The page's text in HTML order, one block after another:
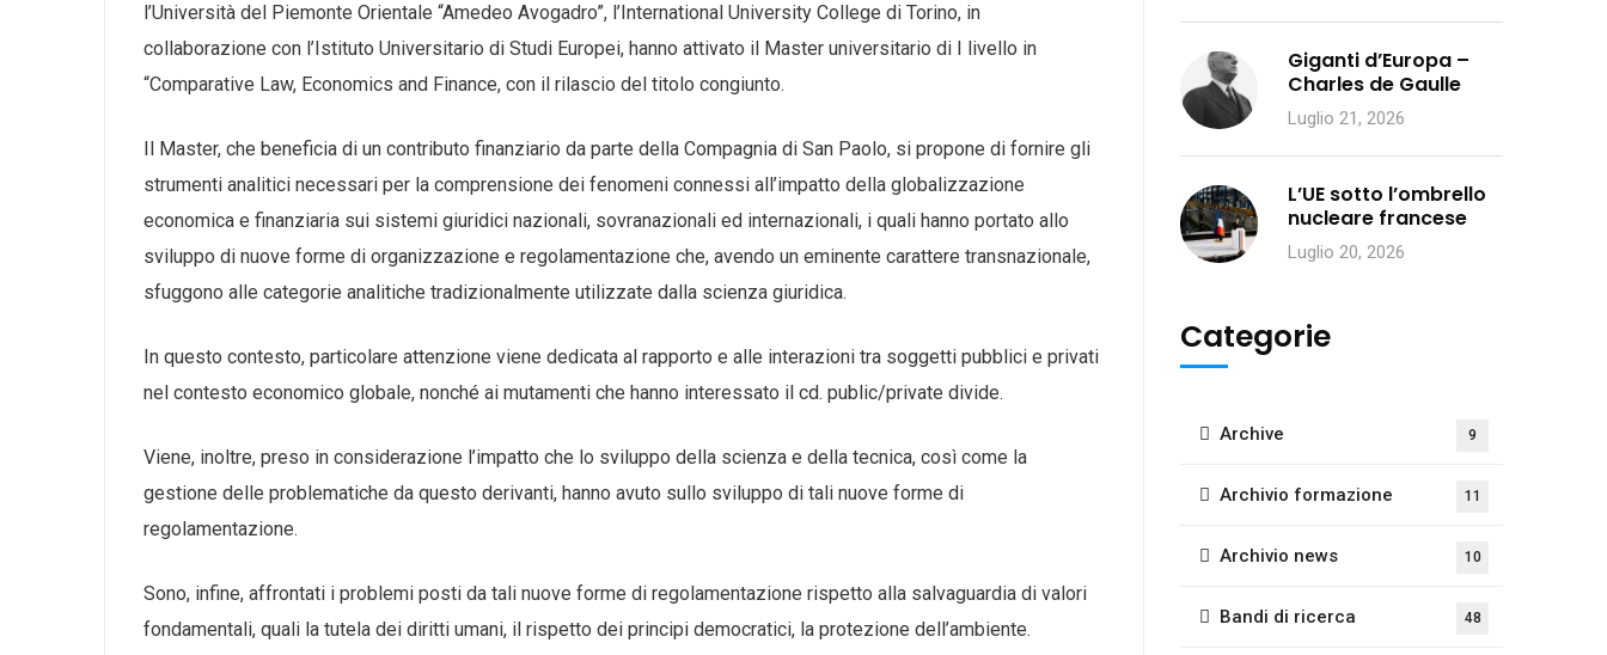
l’Università del Piemonte Orientale “Amedeo Avogadro”, l’International University College di Torino, in
collaborazione con l’Istituto Universitario di Studi Europei, hanno attivato il Master universitario di I livello in
“Comparative Law, Economics and Finance, con il rilascio del titolo congiunto.
Il Master, che beneficia di un contributo finanziario da parte della Compagnia di San Paolo, si propone di fornire gli
strumenti analitici necessari per la comprensione dei fenomeni connessi all’impatto della globalizzazione
economica e finanziaria sui sistemi giuridici nazionali, sovranazionali ed internazionali, i quali hanno portato allo
sviluppo di nuove forme di organizzazione e regolamentazione che, avendo un eminente carattere transnazionale,
sfuggono alle categorie analitiche tradizionalmente utilizzate dalla scienza giuridica.
In questo contesto, particolare attenzione viene dedicata al rapporto e alle interazioni tra soggetti pubblici e privati
nel contesto economico globale, nonché ai mutamenti che hanno interessato il cd. public/private divide.
Viene, inoltre, preso in considerazione l’impatto che lo sviluppo della scienza e della tecnica, così come la
gestione delle problematiche da questo derivanti, hanno avuto sullo sviluppo di tali nuove forme di
regolamentazione.
Sono, infine, affrontati i problemi posti da tali nuove forme di regolamentazione rispetto alla salvaguardia di valori
fondamentali, quali la tutela dei diritti umani, il rispetto dei principi democratici, la protezione dell’ambiente.
Giganti d’Europa –
Charles de Gaulle
Luglio 21, 2026
L’UE sotto l’ombrello
nucleare francese
Luglio 20, 2026
Categorie
Archive 9
Archivio formazione 11
Archivio news 10
Bandi di ricerca 48